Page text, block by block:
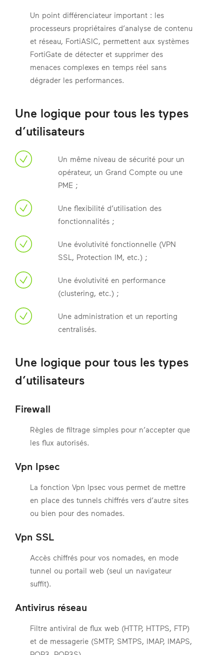
Un point différenciateur important : les
processeurs propriétaires d’analyse de contenu
et réseau, FortiASIC, permettent aux systèmes
FortiGate de détecter et supprimer des
menaces complexes en temps réel sans
dégrader les performances.
Une logique pour tous les types
d’utilisateurs
Un même niveau de sécurité pour un
opérateur, un Grand Compte ou une
PME ;
Une flexibilité d’utilisation des
fonctionnalités ;
Une évolutivité fonctionnelle (VPN
SSL, Protection IM, etc.) ;
Une évolutivité en performance
(clustering, etc.) ;
Une administration et un reporting
centralisés.
Une logique pour tous les types
d’utilisateurs
Firewall
Règles de filtrage simples pour n’accepter que
les flux autorisés.
Vpn Ipsec
La fonction Vpn Ipsec vous permet de mettre
en place des tunnels chiffrés vers d’autre sites
ou bien pour des nomades.
Vpn SSL
Accès chiffrés pour vos nomades, en mode
tunnel ou portail web (seul un navigateur
suffit).
Antivirus réseau
Filtre antiviral de flux web (HTTP, HTTPS, FTP)
et de messagerie (SMTP, SMTPS, IMAP, IMAPS,